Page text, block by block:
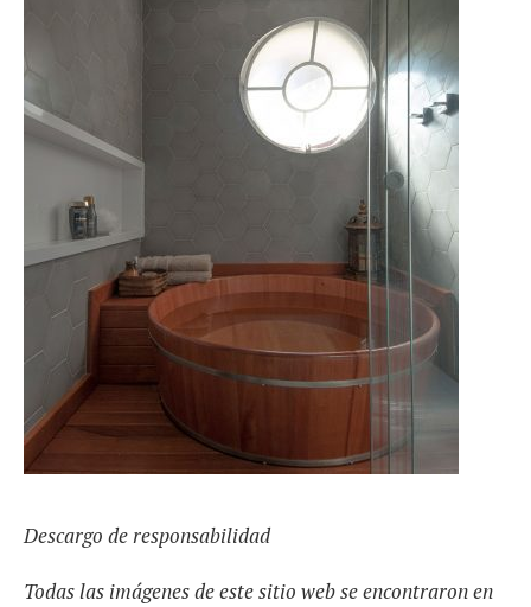
Descargo de responsabilidad
Todas las imágenes de este sitio web se encontraron en